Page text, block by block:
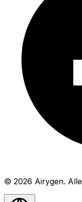
© 2026 Airygen.